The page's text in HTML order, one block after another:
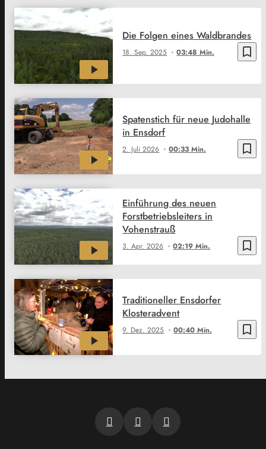
bookmark_border
18. Sep. 2025 03:48 Min.
Die Folgen eines Waldbrandes
bookmark_border
2. Juli 2026 00:33 Min.
Spatenstich für neue Judohalle
in Ensdorf
bookmark_border
3. Apr. 2026 02:19 Min.
Einführung des neuen
Forstbetriebsleiters in
Vohenstrauß
bookmark_border
9. Dez. 2025 00:40 Min.
Traditioneller Ensdorfer
Klosteradvent